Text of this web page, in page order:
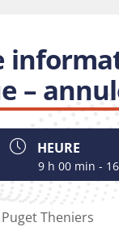
–
HEURE
9 h 00 min -
Theniers